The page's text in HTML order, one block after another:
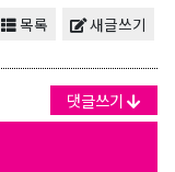
새글쓰기
목록
댓글쓰기